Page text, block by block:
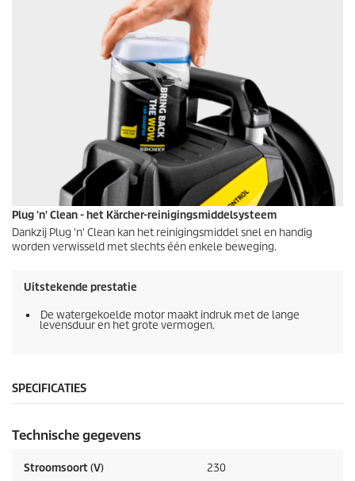
Plug 'n' Clean - het Kärcher-reinigingsmiddelsysteem
Dankzij Plug 'n' Clean kan het reinigingsmiddel snel en handig
worden verwisseld met slechts één enkele beweging.
Uitstekende prestatie
De watergekoelde motor maakt indruk met de lange
levensduur en het grote vermogen.
SPECIFICATIES
Technische gegevens
Stroomsoort (V) 230